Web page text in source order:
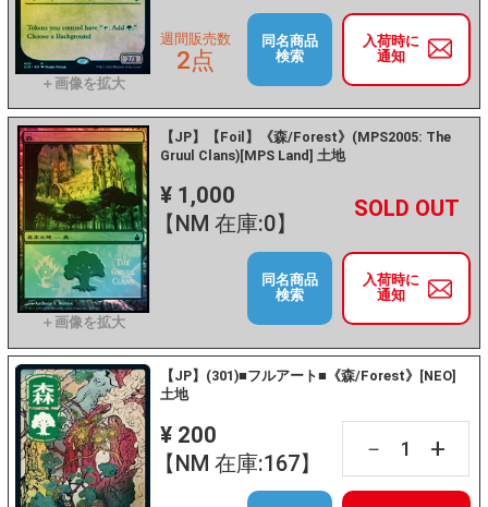
入荷時に
通知
週間販売数
2点
同名商品
検索
【JP】【Foil】《森/Forest》(MPS2005: The
Gruul Clans)[MPS Land] 土地
¥ 1,000
【NM 在庫:0】
－ +
入荷時に
通知
同名商品
検索
【JP】(301)■フルアート■《森/Forest》[NEO]
土地
¥ 200
【NM 在庫:167】
－ +